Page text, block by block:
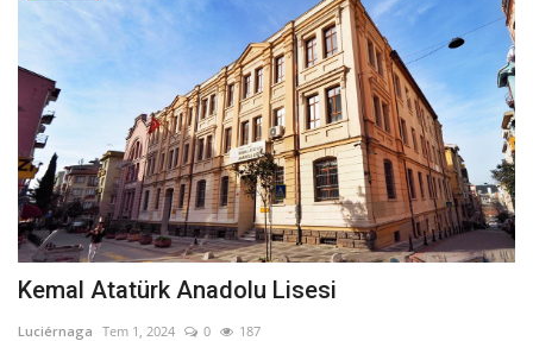
Ana Sayfa
İletişim
Genel
Kodlama
Kripto Para
Kemal Atatürk Anadolu Lisesi
Luciérnaga Tem 1, 2024 0 187